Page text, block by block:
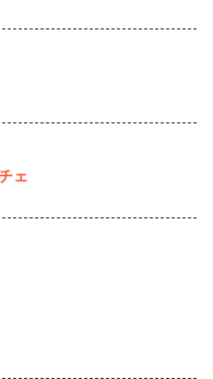
ェ